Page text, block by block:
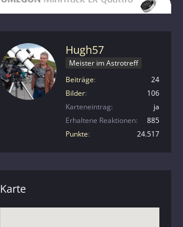
Hugh57
Meister im Astrotreff
Beiträge
24
Bilder
106
Karteneintrag
ja
Erhaltene Reaktionen
885
Punkte
24.517
Karte